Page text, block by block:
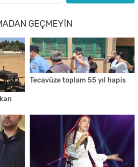
GEÇMEYIN
Tecavüze toplam 55 yıl hapis